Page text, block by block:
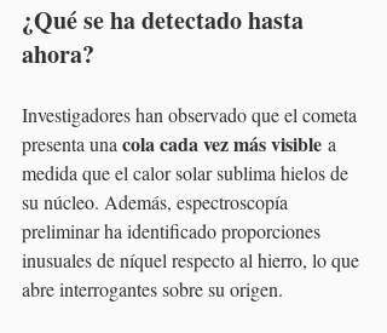
¿Qué se ha detectado hasta
ahora?
Investigadores han observado que el cometa
presenta una cola cada vez más visible a
medida que el calor solar sublima hielos de
su núcleo. Además, espectroscopía
preliminar ha identificado proporciones
inusuales de níquel respecto al hierro, lo que
abre interrogantes sobre su origen.